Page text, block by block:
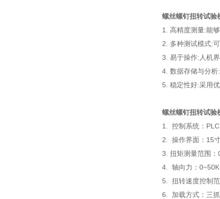
螺丝螺钉扭转试验
1. 高精度测量:能
2. 多种测试模式:
3. 易于操作:人机
4. 数据存储与分
5. 稳定性好:采用
螺丝螺钉扭转试验
1. 控制系统：
2. 操作界面：15
3. 扭矩测量范围
4. 轴向力：
5. 扭转速度控制
6. 加载方式：三